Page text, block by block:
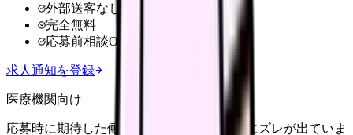
外部送客なし
完全無料
応募前相談OK
求人通知を登録
医療機関向け
応募時に期待した働き方と、入職後の現実にズレが出ていま